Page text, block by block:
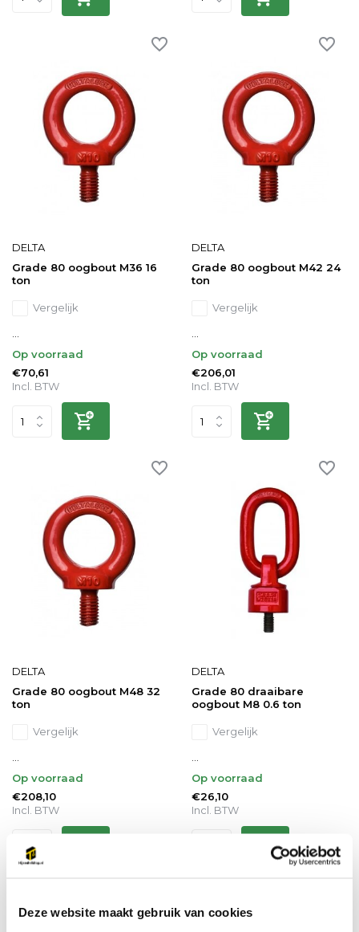
Deze website maakt gebruik van cookies
DELTA
Grade 80 oogbout M36 16
ton
Vergelijk
Op voorraad
€70,61
Incl. BTW
DELTA
Grade 80 oogbout M42 24
ton
Vergelijk
Op voorraad
€206,01
Incl. BTW
DELTA
Grade 80 oogbout M48 32
ton
Vergelijk
...
Op voorraad
€208,10
Incl. BTW
DELTA
Grade 80 draaibare
oogbout M8 0.6 ton
Vergelijk
...
Op voorraad
€26,10
Incl. BTW